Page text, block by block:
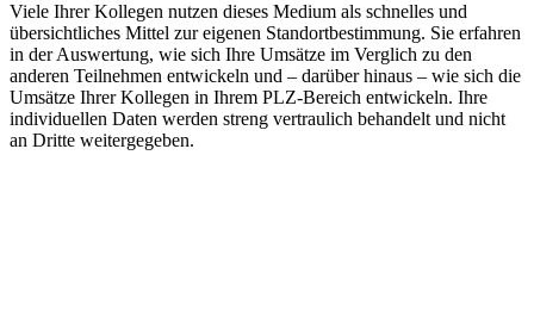
Viele Ihrer Kollegen nutzen dieses Medium als schnelles und
übersichtliches Mittel zur eigenen Standortbestimmung. Sie erfahren
in der Auswertung, wie sich Ihre Umsätze im Verglich zu den
anderen Teilnehmen entwickeln und – darüber hinaus – wie sich die
Umsätze Ihrer Kollegen in Ihrem PLZ-Bereich entwickeln. Ihre
individuellen Daten werden streng vertraulich behandelt und nicht
an Dritte weitergegeben.